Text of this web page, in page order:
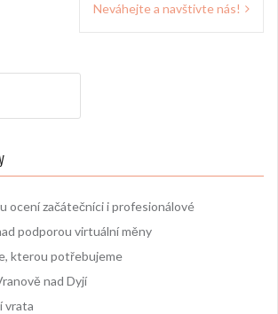
Neváhejte a navštivte nás!
ocení začátečníci i profesionálové
podporou virtuální měny
kterou potřebujeme
nad Dyjí
vrata